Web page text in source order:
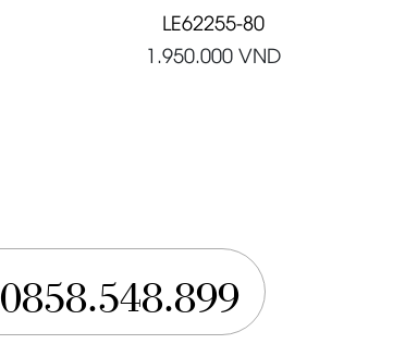
LE62255-80
1.950.000 VND
0858.548.899